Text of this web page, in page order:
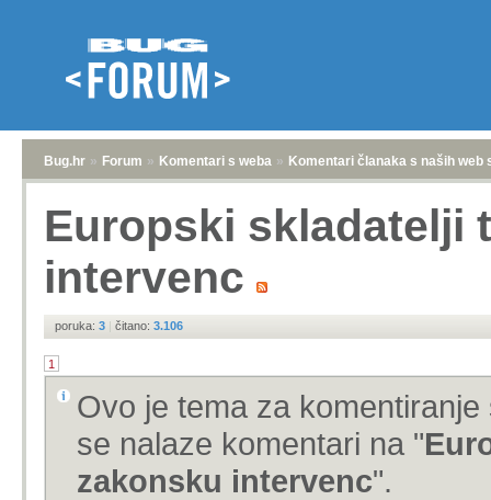
Bug.hr » Forum » Komentari s weba » Komentari članaka s naših web
Europski skladatelji
intervenc
poruka: 3 | čitano: 3.106
1
Ovo je tema za
se nalaze komentari na "
zakonsku intervenc".